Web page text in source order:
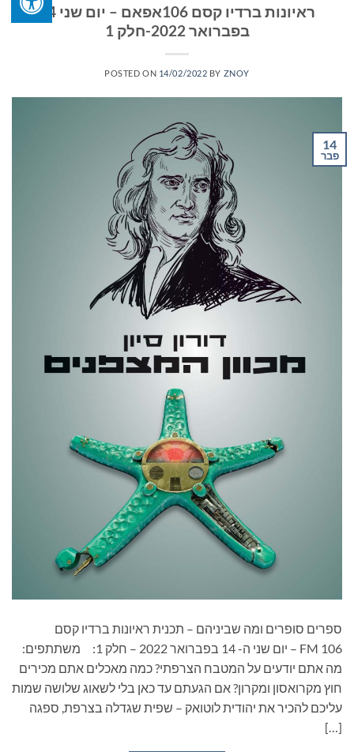
ראיונות ברדיו קסם 106אפאם – יום שני 14
בפברואר 2022-חלק 1
POSTED ON 14/02/2022 BY ZNOY
14
פבר
ספרים סופרים ומה שביניהם – תכנית ראיונות ברדיו קסם
106 FM – יום שני ה- 14 בפברואר 2022 – חלק 1: משתתפים:
מה אתם יודעים על המטבח הצרפתי? כמה מאכלים אתם מכירים
חוץ מקרואסון ומקרון? אם הגעתם עד כאן בלי לשאוג שלושה שמות
עליכם להכיר את יהודית לוטואק – שפית שגדלה בצרפת, ספגה
[…]